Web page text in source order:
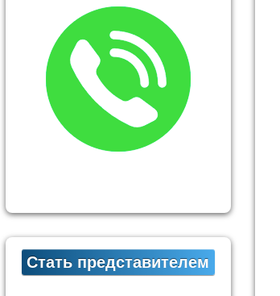
Стать представителем